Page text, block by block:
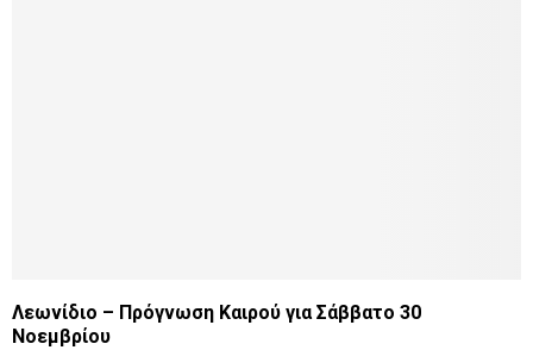
Λεωνίδιο – Πρόγνωση Καιρού για Σάββατο 30
Νοεμβρίου